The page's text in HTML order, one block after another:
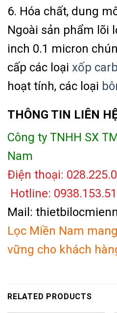
6. Hóa chất, dung
Ngoài sản phẩm lõi
inch 0.1 micron
cấp các loại xốp
hoạt tính, các loại
THÔNG TIN LIÊN
Công ty TNHH SX
Nam
Điện thoại:
Hotline:
Mail:
Lọc Miền Nam
vững cho khách
RELATED PRODUCTS